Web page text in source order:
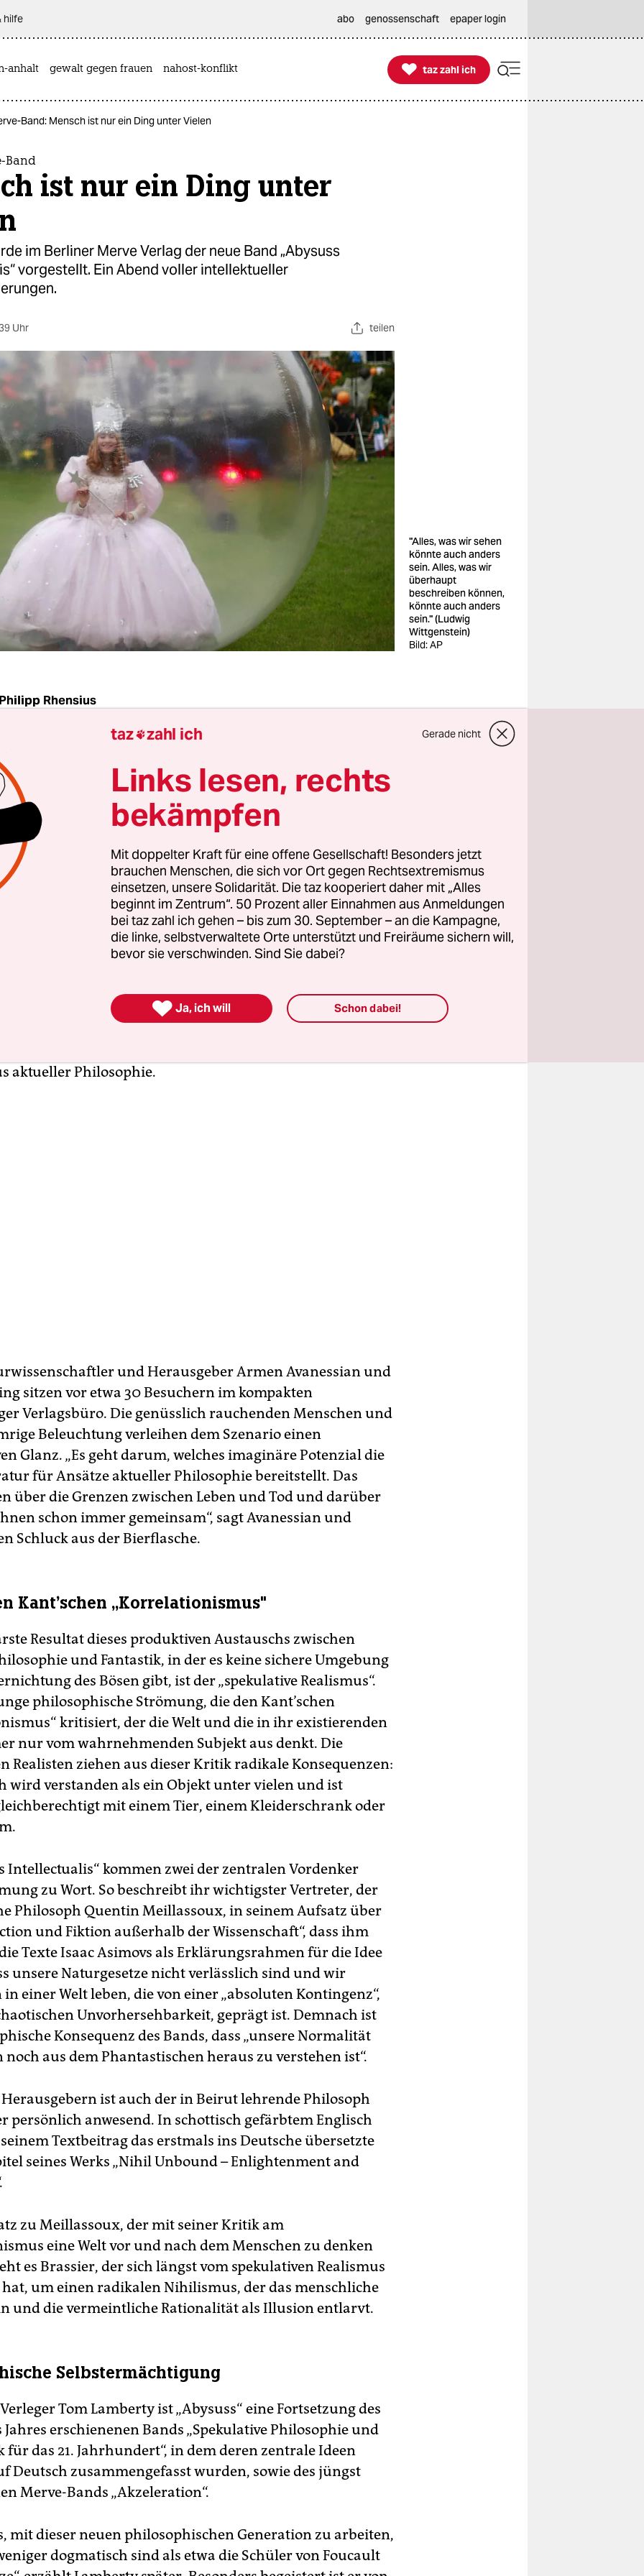
hilfe abo genossenschaft epaper login
anhalt gewalt gegen frauen nahost-konflikt 
taz zahl ich
taz zahl ich
Band: Mensch ist nur ein Ding unter Vielen
Band
ist nur ein Ding unter
im Berliner Merve Verlag der neue Band „Abysuss
vorgestellt. Ein Abend voller intellektueller
Uhr teilen
"Alles, was wir sehen
könnte auch anders
sein. Alles, was wir
überhaupt
beschreiben können,
könnte auch anders
sein." (Ludwig
Wittgenstein)
Bild: AP
Philipp Rhensius
Denken den Tod des Denkens? Was ist, wenn Nietzsche
und unsere Existenz in ihrer geistigen Wirklichkeit sinnlos
die genauso diffus im Raum schweben wie der regelmäßig
Zigarettenqualm, der den Blick auf die vollen
vernebelt, aus denen das geballte
Diskurswissen des kleinen, aber
Merve Verlags spricht.
wirkt mit seinen Holzdielen und dem ordentlichen
herumliegenden Zeitungsartikeln, Büchern und
der 399. Katalognummer: „Abyssus Intellectualis“.
aktueller Philosophie.
und Herausgeber Armen Avanessian und
sitzen vor etwa 30 Besuchern im kompakten
Verlagsbüro. Die genüsslich rauchenden Menschen und
Beleuchtung verleihen dem Szenario einen
Glanz. „Es geht darum, welches imaginäre Potenzial die
für Ansätze aktueller Philosophie bereitstellt. Das
über die Grenzen zwischen Leben und Tod und darüber
schon immer gemeinsam“, sagt Avanessian und
Schluck aus der Bierflasche.
Kant’schen „Korrelationismus"
Resultat dieses produktiven Austauschs zwischen
und Fantastik, in der es keine sichere Umgebung
des Bösen gibt, ist der „spekulative Realismus“.
philosophische Strömung, die den Kant’schen
kritisiert, der die Welt und die in ihr existierenden
nur vom wahrnehmenden Subjekt aus denkt. Die
Realisten ziehen aus dieser Kritik radikale Konsequenzen:
wird verstanden als ein Objekt unter vielen und ist
mit einem Tier, einem Kleiderschrank oder
Intellectualis“ kommen zwei der zentralen Vordenker
zu Wort. So beschreibt ihr wichtigster Vertreter, der
Philosoph Quentin Meillassoux, in seinem Aufsatz über
und Fiktion außerhalb der Wissenschaft“, dass ihm
Texte Isaac Asimovs als Erklärungsrahmen für die Idee
unsere Naturgesetze nicht verlässlich sind und wir
in einer Welt leben, die von einer „absoluten Kontingenz“,
Unvorhersehbarkeit, geprägt ist. Demnach ist
Konsequenz des Bands, dass „unsere Normalität
noch aus dem Phantastischen heraus zu verstehen ist“.
ist auch der in Beirut lehrende Philosoph
persönlich anwesend. In schottisch gefärbtem Englisch
Textbeitrag das erstmals ins Deutsche übersetzte
seines Werks „Nihil Unbound – Enlightenment and
zu Meillassoux, der mit seiner Kritik am
eine Welt vor und nach dem Menschen zu denken
es Brassier, der sich längst vom spekulativen Realismus
um einen radikalen Nihilismus, der das menschliche
und die vermeintliche Rationalität als Illusion entlarvt.
Selbstermächtigung
Tom Lamberty ist „Abysuss“ eine Fortsetzung des
Jahres erschienenen Bands „Spekulative Philosophie und
für das 21. Jahrhundert“, in dem deren zentrale Ideen
Deutsch zusammengefasst wurden, sowie des jüngst
Merve-Bands „Akzeleration“.
mit dieser neuen philosophischen Generation zu arbeiten,
dogmatisch sind als etwa die Schüler von Foucault
taz zahl ich Gerade nicht
Links lesen, rechts
bekämpfen
Mit doppelter Kraft für eine offene Gesellschaft! Besonders jetzt
brauchen Menschen, die sich vor Ort gegen Rechtsextremismus
einsetzen, unsere Solidarität. Die taz kooperiert daher mit „Alles
beginnt im Zentrum“. 50 Prozent aller Einnahmen aus Anmeldungen
bei taz zahl ich gehen – bis zum 30. September – an die Kampagne,
die linke, selbstverwaltete Orte unterstützt und Freiräume sichern will,
bevor sie verschwinden. Sind Sie dabei?
 Ja, ich will Schon dabei!